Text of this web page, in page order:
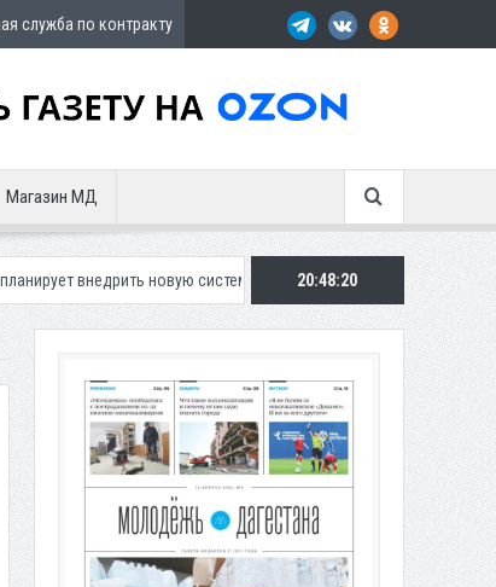
служба по контракту
Магазин МД
новую систему для улучшения ситуации с парковками
20:48:21